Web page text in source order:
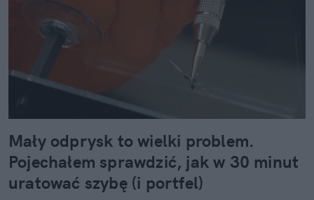
Mały odprysk to wielki problem.
Pojechałem sprawdzić, jak w 30 minut
uratować szybę (i portfel)